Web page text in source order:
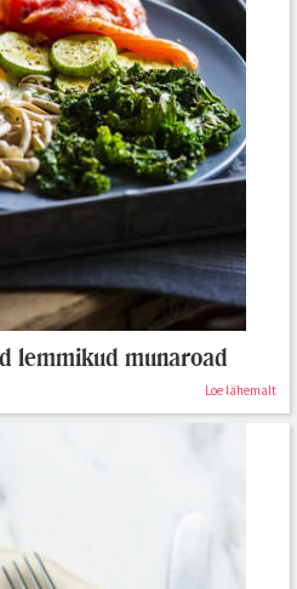
lemmikud munaroad
Loe lähemalt